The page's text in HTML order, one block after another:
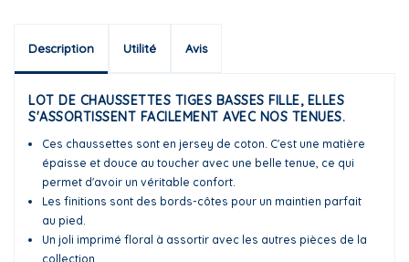
Description Utilité Avis
LOT DE CHAUSSETTES TIGES BASSES FILLE, ELLES
S'ASSORTISSENT FACILEMENT AVEC NOS TENUES.
Ces chaussettes sont en jersey de coton. C'est une matière
épaisse et douce au toucher avec une belle tenue, ce qui
permet d'avoir un véritable confort.
Les finitions sont des bords-côtes pour un maintien parfait
au pied.
Un joli imprimé floral à assortir avec les autres pièces de la
collection